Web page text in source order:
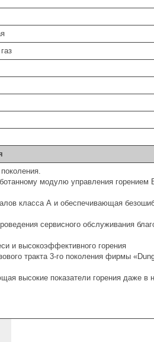
модулю управления горением
класса А и обеспечивающая
сервисного обслуживания
и высокоэффективного горения
тракта 3-го поколения фирмы
высокие показатели горения даже в